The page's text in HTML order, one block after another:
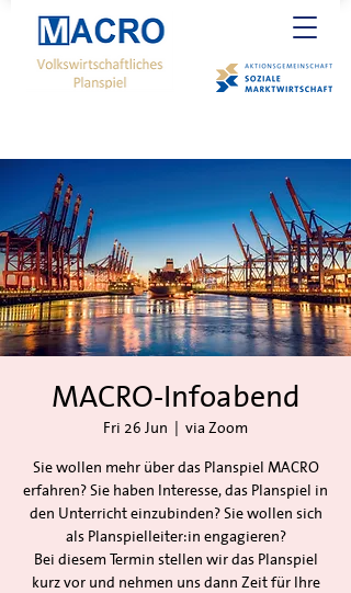
MACRO-Infoabend
Fri 26 Jun
  |
via Zoom
Sie wollen mehr über das Planspiel MACRO
erfahren? Sie haben Interesse, das Planspiel in
den Unterricht einzubinden? Sie wollen sich
als Planspielleiter:in engagieren?
Bei diesem Termin stellen wir das Planspiel
kurz vor und nehmen uns dann Zeit für Ihre